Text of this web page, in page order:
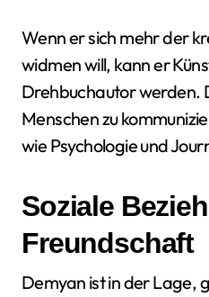
Wenn er sich mehr der
widmen will, kann er
Drehbuchautor werden.
Menschen zu
wie Psychologie und
Soziale
Freundschaft
Demyan ist in der Lage,